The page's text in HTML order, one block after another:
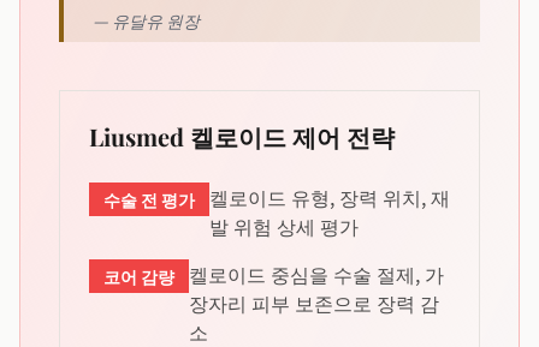
— 유달유 원장
Liusmed 켈로이드 제어 전략
수술 전 평가
켈로이드 유형, 장력 위치, 재
발 위험 상세 평가
코어 감량
켈로이드 중심을 수술 절제, 가
장자리 피부 보존으로 장력 감
소